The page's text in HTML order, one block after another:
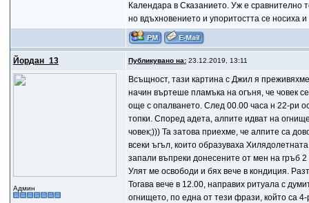
Календара в Сказанието. Уж е сравнително
но вдъхновението и упоритостта се носиха
Йордан_13 Публикувано на:23.12.2019, 13:11
Админ
Всъщност, тази картина с Джил я
начин въртеше пламъка на огъня, че човек
още с опалването. След 00.00 часа н 22-ри
топки. Според адета, алпите идват на
човек;))) Та затова приехме, че алпите са
всеки ъгъл, които образуваха
запали въпреки донесените от мен на гръб
Улят ме освободи и бях вече в кондиция.
Тогава вече в 12.00, направих ритуала с
огнището, по една от тези фрази, който са